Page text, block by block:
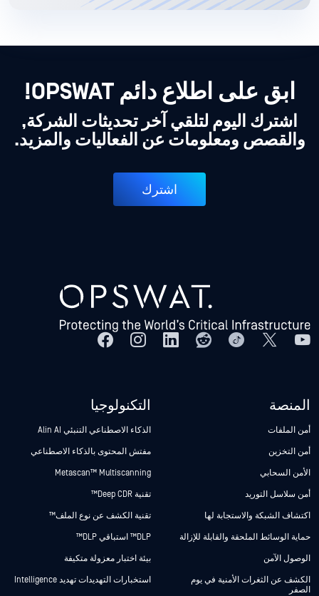
ابق على اطلاع دائم OPSWAT!
اشترك اليوم لتلقي آخر تحديثات الشركة,
والقصص ومعلومات عن الفعاليات والمزيد.
اشترك
المنصة
أمن الملفات
أمن التخزين
الأمن السحابي
أمن سلاسل التوريد
اكتشاف الشبكة والاستجابة لها
حماية الوسائط الملحقة والقابلة للإزالة
الوصول الآمن
الكشف عن الثغرات الأمنية في يوم
الصفر
التكنولوجيا
الذكاء الاصطناعي التنبئي Alin AI
مفتش المحتوى بالذكاء الاصطناعي
Metascan™ Multiscanning
تقنية Deep CDR™
تقنية الكشف عن نوع الملف™
DLP™ استباقي DLP™
بيئة اختبار معزولة متكيفة
استخبارات التهديدات تهديد Intelligence